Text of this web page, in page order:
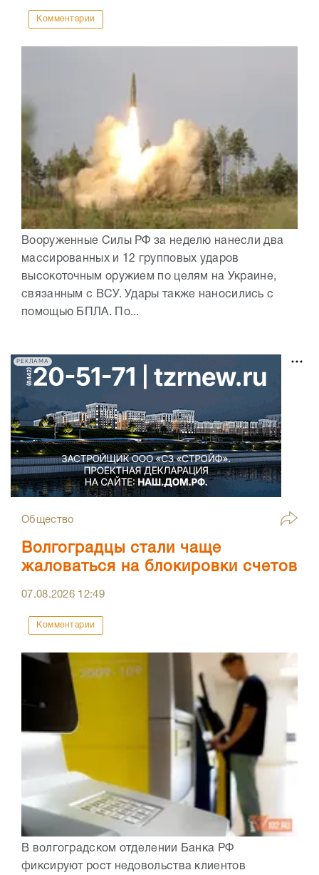
Комментарии
Вооруженные Силы РФ за неделю нанесли два
массированных и 12 групповых ударов
высокоточным оружием по целям на Украине,
связанным с ВСУ. Удары также наносились с
помощью БПЛА. По...
РЕКЛАМА
Общество
Волгоградцы стали чаще
жаловаться на блокировки счетов
07.08.2026 12:49
Комментарии
В волгоградском отделении Банка РФ
фиксируют рост недовольства клиентов